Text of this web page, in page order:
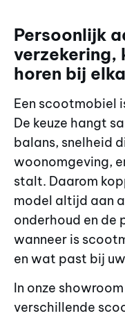
Persoonlijk
verzekering,
horen bij
Een scootmobiel
De keuze hangt
balans, snelheid
woonomgeving,
stalt. Daarom
model altijd aan
onderhoud en de
wanneer is
en wat past bij
In onze
verschillende